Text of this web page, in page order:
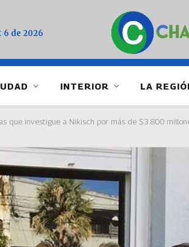
6 de 2026
INTERIOR LA
que investigue a Nikisch por más de $3.800